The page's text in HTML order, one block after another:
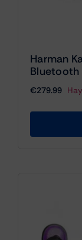
Harman
Bluetooth
€279.99